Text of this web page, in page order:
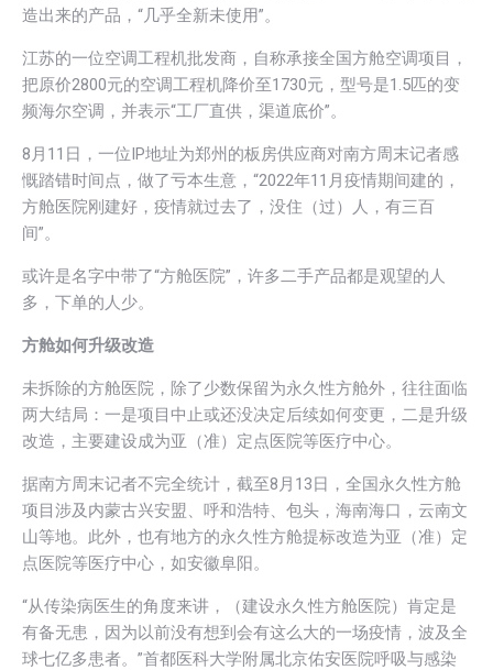
造出来的产品，“几乎全新未使用”。
江苏的一位空调工程机批发商，自称承接全国方舱空调项目，
把原价2800元的空调工程机降价至1730元，型号是1.5匹的变
频海尔空调，并表示“工厂直供，渠道底价”。
8月11日，一位IP地址为郑州的板房供应商对南方周末记者感
慨踏错时间点，做了亏本生意，“2022年11月疫情期间建的，
方舱医院刚建好，疫情就过去了，没住（过）人，有三百
间”。
或许是名字中带了“方舱医院”，许多二手产品都是观望的人
多，下单的人少。
方舱如何升级改造
未拆除的方舱医院，除了少数保留为永久性方舱外，往往面临
两大结局：一是项目中止或还没决定后续如何变更，二是升级
改造，主要建设成为亚（准）定点医院等医疗中心。
据南方周末记者不完全统计，截至8月13日，全国永久性方舱
项目涉及内蒙古兴安盟、呼和浩特、包头，海南海口，云南文
山等地。此外，也有地方的永久性方舱提标改造为亚（准）定
点医院等医疗中心，如安徽阜阳。
“从传染病医生的角度来讲，（建设永久性方舱医院）肯定是
有备无患，因为以前没有想到会有这么大的一场疫情，波及全
球七亿多患者。”首都医科大学附属北京佑安医院呼吸与感染